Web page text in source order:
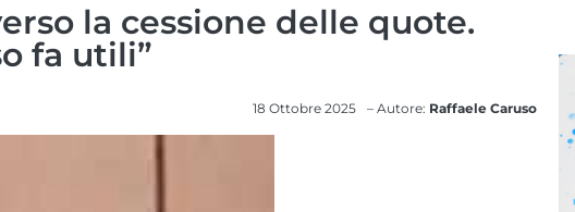
la cessione delle quote.
fa utili”
18 Ottobre 2025 – Autore: Raffaele Caruso